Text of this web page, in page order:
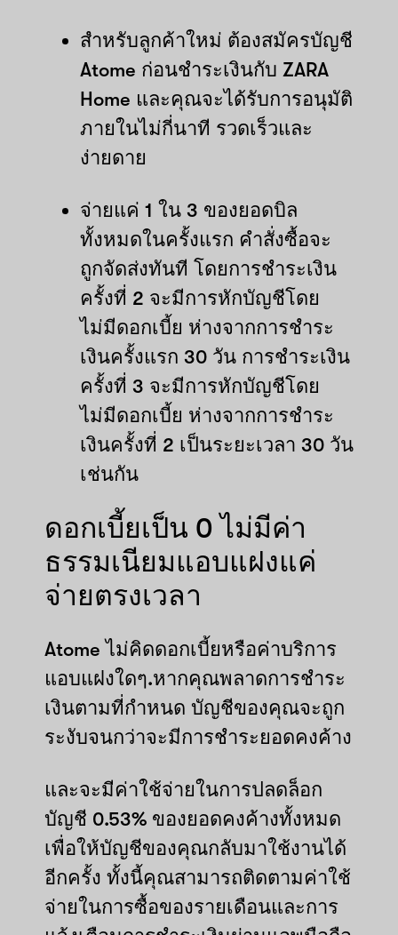
สำหรับลูกค้าใหม่ ต้องสมัครบัญชี
Atome ก่อนชำระเงินกับ ZARA
Home และคุณจะได้รับการอนุมัติ
ภายในไม่กี่นาที รวดเร็วและ
ง่ายดาย
จ่ายแค่ 1 ใน 3 ของยอดบิล
ทั้งหมดในครั้งแรก คำสั่งซื้อจะ
ถูกจัดส่งทันที โดยการชำระเงิน
ครั้งที่ 2 จะมีการหักบัญชีโดย
ไม่มีดอกเบี้ย ห่างจากการชำระ
เงินครั้งแรก 30 วัน การชำระเงิน
ครั้งที่ 3 จะมีการหักบัญชีโดย
ไม่มีดอกเบี้ย ห่างจากการชำระ
เงินครั้งที่ 2 เป็นระยะเวลา 30 วัน
เช่นกัน
ดอกเบี้ยเป็น 0 ไม่มีค่า
ธรรมเนียมแอบแฝงแค่
จ่ายตรงเวลา
Atome ไม่คิดดอกเบี้ยหรือค่าบริการ
แอบแฝงใดๆ.หากคุณพลาดการชำระ
เงินตามที่กำหนด บัญชีของคุณจะถูก
ระงับจนกว่าจะมีการชำระยอดคงค้าง
และจะมีค่าใช้จ่ายในการปลดล็อก
บัญชี 0.53% ของยอดคงค้างทั้งหมด
เพื่อให้บัญชีของคุณกลับมาใช้งานได้
อีกครั้ง ทั้งนี้คุณสามารถติดตามค่าใช้
จ่ายในการซื้อของรายเดือนและการ